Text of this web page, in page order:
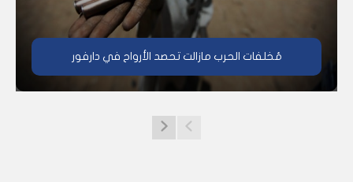
مُخلفات الحرب مازالت تحصد الأرواح في دارفور